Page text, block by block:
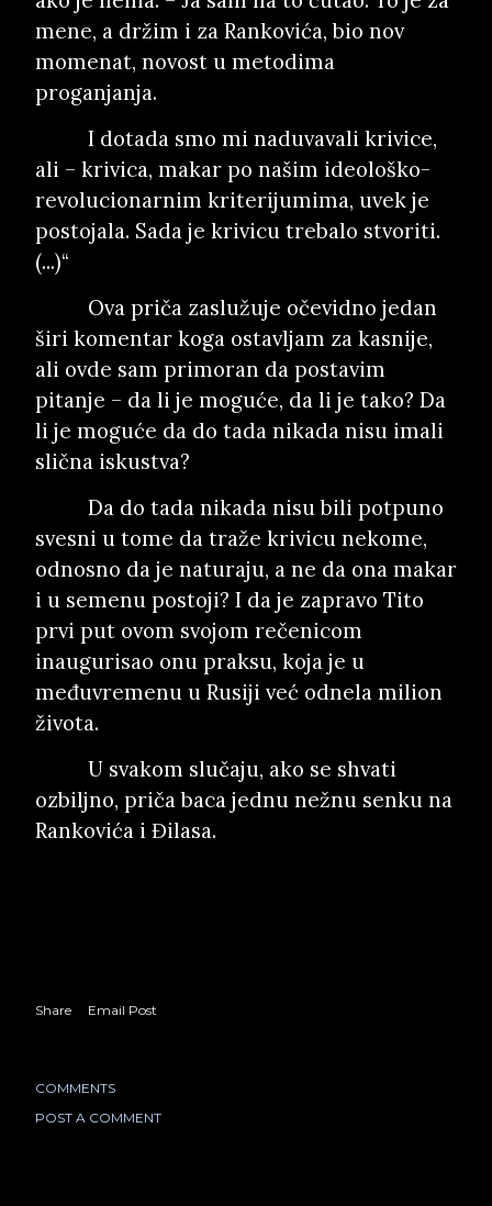
mene, a držim i za Rankovića, bio nov
momenat, novost u metodima
proganjanja.
I dotada smo mi naduvavali krivice,
ali – krivica, makar po našim ideološko-
revolucionarnim kriterijumima, uvek je
postojala. Sada je krivicu trebalo stvoriti.
(...)“
Ova priča zaslužuje očevidno jedan
širi komentar koga ostavljam za kasnije,
ali ovde sam primoran da postavim
pitanje – da li je moguće, da li je tako? Da
li je moguće da do tada nikada nisu imali
slična iskustva?
Da do tada nikada nisu bili potpuno
svesni u tome da traže krivicu nekome,
odnosno da je naturaju, a ne da ona makar
i u semenu postoji? I da je zapravo Tito
prvi put ovom svojom rečenicom
inaugurisao onu praksu, koja je u
međuvremenu u Rusiji već odnela milion
života.
U svakom slučaju, ako se shvati
ozbiljno, priča baca jednu nežnu senku na
Rankovića i Đilasa.
Share Email Post
COMMENTS
POST A COMMENT